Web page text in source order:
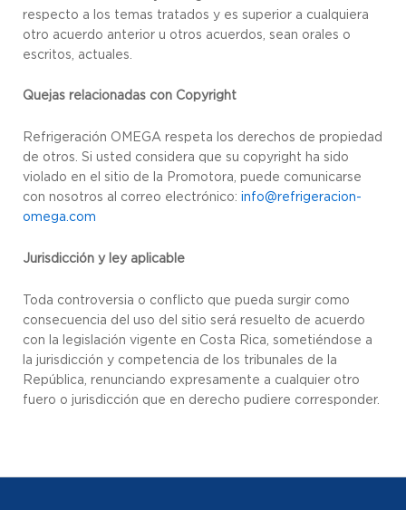
respecto a los temas tratados y es superior a cualquiera
otro acuerdo anterior u otros acuerdos, sean orales o
escritos, actuales.
Quejas relacionadas con Copyright
Refrigeración OMEGA respeta los derechos de propiedad
de otros. Si usted considera que su copyright ha sido
violado en el sitio de la Promotora, puede comunicarse
con nosotros al correo electrónico: info@refrigeracion-
omega.com
Jurisdicción y ley aplicable
Toda controversia o conflicto que pueda surgir como
consecuencia del uso del sitio será resuelto de acuerdo
con la legislación vigente en Costa Rica, sometiéndose a
la jurisdicción y competencia de los tribunales de la
República, renunciando expresamente a cualquier otro
fuero o jurisdicción que en derecho pudiere corresponder.